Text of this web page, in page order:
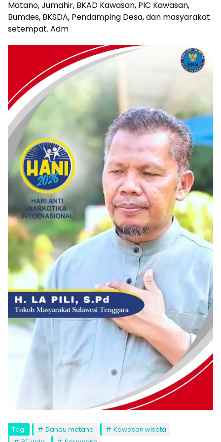
Matano, Jumahir, BKAD Kawasan, PIC Kawasan,
Bumdes, BKSDA, Pendamping Desa, dan masyarakat
setempat. Adm
Tag: Danau matano
Kawasan wisata